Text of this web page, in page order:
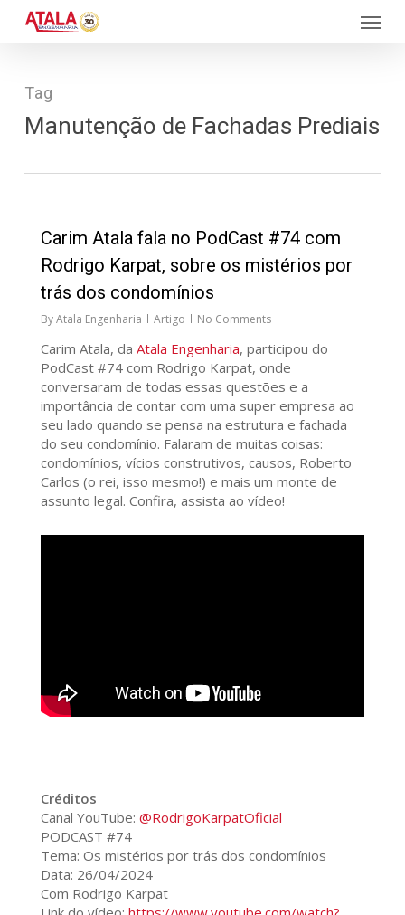
Menu
Tag
Manutenção de Fachadas Prediais
Carim Atala fala no PodCast #74 com
Rodrigo Karpat, sobre os mistérios por
trás dos condomínios
ByAtala Engenharia Artigo No Comments
Carim Atala, da Atala Engenharia, participou do
PodCast #74 com Rodrigo Karpat, onde
conversaram de todas essas questões e a
importância de contar com uma super empresa ao
seu lado quando se pensa na estrutura e fachada
do seu condomínio. Falaram de muitas coisas:
condomínios, vícios construtivos, causos, Roberto
Carlos (o rei, isso mesmo!) e mais um monte de
assunto legal. Confira, assista ao vídeo!
Créditos
Canal YouTube: @RodrigoKarpatOficial
PODCAST #74
Tema: Os mistérios por trás dos condomínios
Data: 26/04/2024
Com Rodrigo Karpat